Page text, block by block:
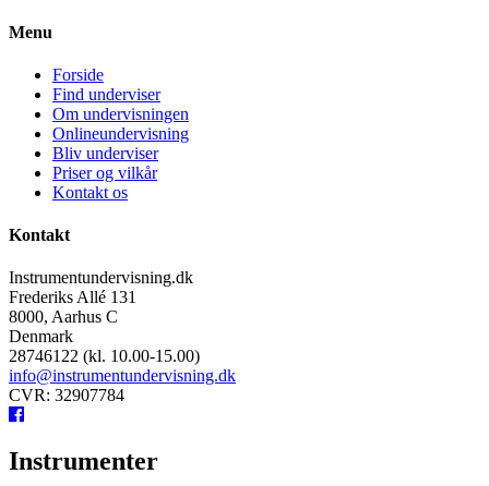
Menu
Forside
Find underviser
Om undervisningen
Onlineundervisning
Bliv underviser
Priser og vilkår
Kontakt os
Kontakt
Instrumentundervisning.dk
Frederiks Allé 131
8000, Aarhus C
Denmark
28746122 (kl. 10.00-15.00)
info@instrumentundervisning.dk
CVR: 32907784
Instrumenter